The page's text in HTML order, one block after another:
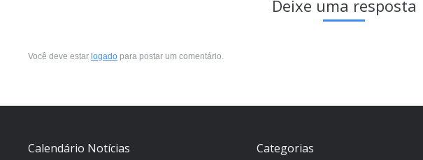
Deixe uma resposta
Você deve estar logado para postar um comentário.
Calendário Notícias Categorias